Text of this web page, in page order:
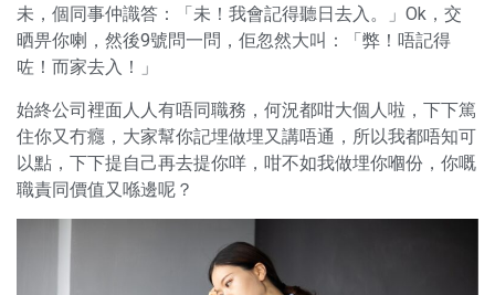
未，個同事仲識答：「未！我會記得聽日去入。」Ok，交
晒畀你喇，然後9號問一問，佢忽然大叫：「弊！唔記得
咗！而家去入！」
始終公司裡面人人有唔同職務，何況都咁大個人啦，下下篤
住你又冇癮，大家幫你記埋做埋又講唔通，所以我都唔知可
以點，下下提自己再去提你咩，咁不如我做埋你嗰份，你嘅
職責同價值又喺邊呢？